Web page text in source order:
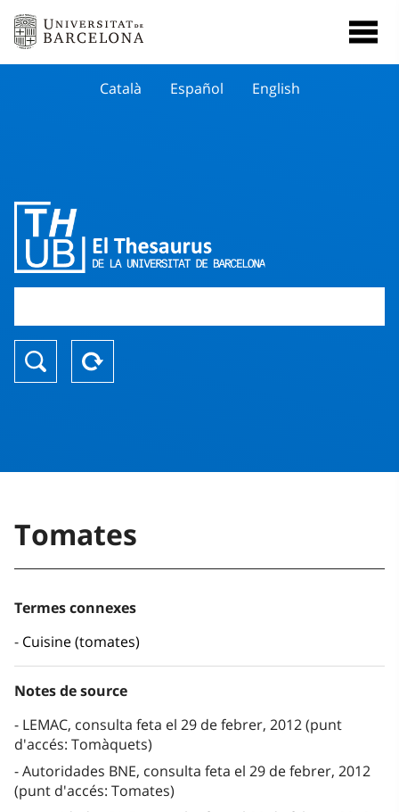
Català Español English
Tomates
Termes connexes
Cuisine (tomates)
Notes de source
LEMAC, consulta feta el 29 de febrer, 2012 (punt
d'accés: Tomàquets)
Autoridades BNE, consulta feta el 29 de febrer, 2012
(punt d'accés: Tomates)